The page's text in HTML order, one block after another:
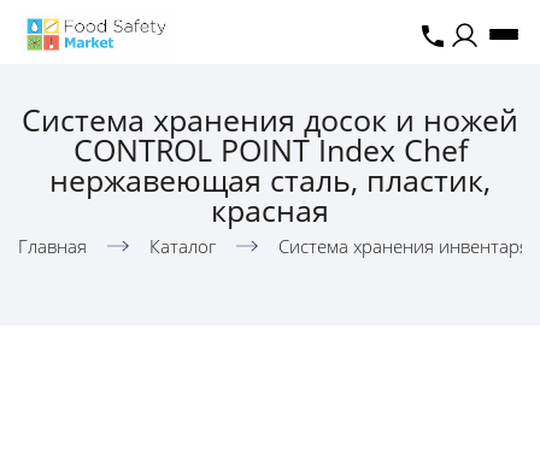
Система хранения досок и ножей
CONTROL POINT Index Chef
нержавеющая сталь, пластик,
красная
Главная Каталог Система хранения